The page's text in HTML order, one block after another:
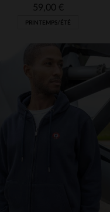
TAILLES DISPONIBLES
59,00 €
PRINTEMPS/ÉTÉ